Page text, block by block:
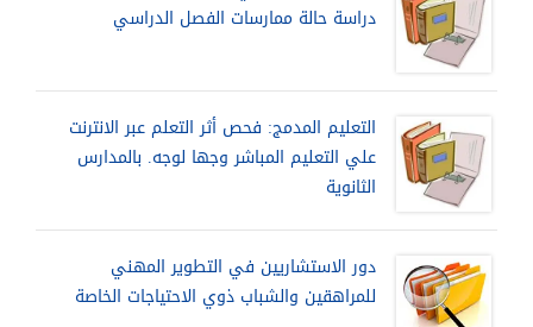
دراسة حالة ممارسات الفصل الدراسي
التعليم المدمج: فحص أثر التعلم عبر الانترنت
علي التعليم المباشر وجها لوجه. بالمدارس
الثانوية
دور الاستشاريين في التطوير المهني
للمراهقين والشباب ذوي الاحتياجات الخاصة